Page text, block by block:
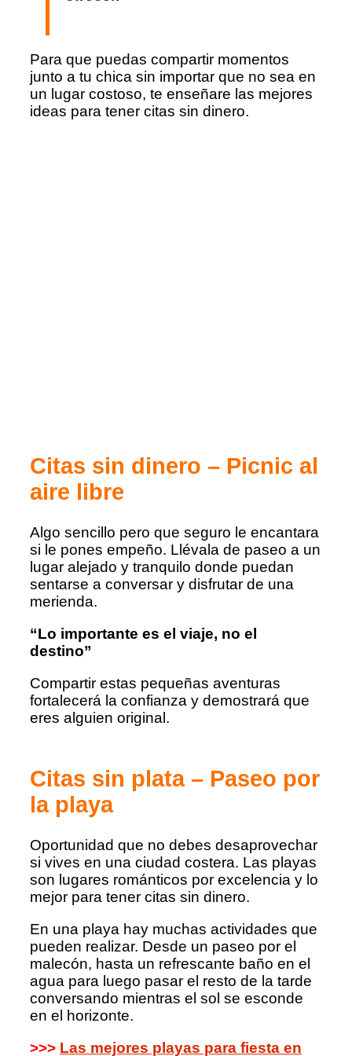
Para que puedas compartir momentos
junto a tu chica sin importar que no sea en
un lugar costoso, te enseñare las mejores
ideas para tener citas sin dinero.
Citas sin dinero – Picnic al
aire libre
Algo sencillo pero que seguro le encantara
si le pones empeño. Llévala de paseo a un
lugar alejado y tranquilo donde puedan
sentarse a conversar y disfrutar de una
merienda.
“Lo importante es el viaje, no el
destino”
Compartir estas pequeñas aventuras
fortalecerá la confianza y demostrará que
eres alguien original.
Citas sin plata – Paseo por
la playa
Oportunidad que no debes desaprovechar
si vives en una ciudad costera. Las playas
son lugares románticos por excelencia y lo
mejor para tener citas sin dinero.
En una playa hay muchas actividades que
pueden realizar. Desde un paseo por el
malecón, hasta un refrescante baño en el
agua para luego pasar el resto de la tarde
conversando mientras el sol se esconde
en el horizonte.
>>> Las mejores playas para fiesta en